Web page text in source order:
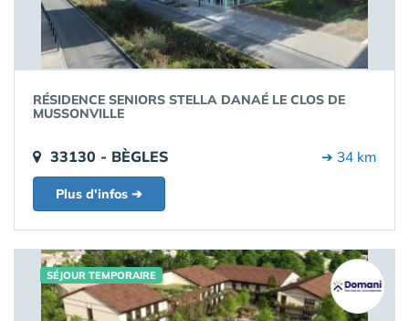
RÉSIDENCE SENIORS STELLA DANAÉ LE CLOS DE
MUSSONVILLE
33130 - BÈGLES ➔ 34 km
Plus d'infos ➔
SÉJOUR TEMPORAIRE